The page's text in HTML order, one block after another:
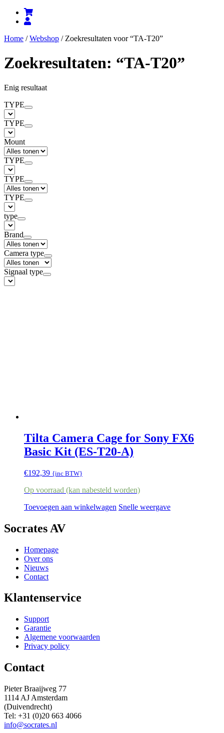
Home /Webshop / Zoekresultaten voor “TA-T20”
Zoekresultaten: “TA-T20”
Enig resultaat
TYPE
TYPE
Mount
TYPE
TYPE
TYPE
type
Brand
Camera type
Signaal type
Tilta Camera Cage for Sony FX6
Basic Kit (ES-T20-A)
€192,39 {inc BTW}
Op voorraad (kan nabesteld worden)
Toevoegen aan winkelwagen Snelle weergave
Socrates AV
Homepage
Over ons
Nieuws
Contact
Klantenservice
Support
Garantie
Algemene voorwaarden
Privacy policy
Contact
Pieter Braaijweg 77
1114 AJ Amsterdam
(Duivendrecht)
Tel: +31 (0)20 663 4066
info@socrates.nl